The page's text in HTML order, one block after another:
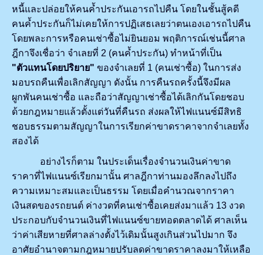
หนี้และปล่อยให้คนค้ำประกันเอารถไปคืน โดยในชั้นสู้คดี
คนค้ำประกันก็ไม่เคยให้การปฏิเสธเลยว่าตนเองเอารถไปคืน
โดยพละการหรือคนเช่าซื้อไม่ยินยอม พฤติการณ์เช่นนี้ศาล
ฎีกาจึงเชื่อว่า จำเลยที่ 2 (คนค้ำประกัน) ทำหน้าที่เป็น
"ตัวแทนโดยปริยาย" ของจำเลยที่ 1 (คนเช่าซื้อ) ในการส่ง
มอบรถคืนเพื่อเลิกสัญญา ดังนั้น การคืนรถครั้งนี้จึงมีผล
ผูกพันคนเช่าซื้อ และถือว่าสัญญาเช่าซื้อได้เลิกกันโดยชอบ
ด้วยกฎหมายแล้วตั้งแต่วันที่คืนรถ ส่งผลให้ไฟแนนซ์มีสิทธิ
ชอบธรรมตามสัญญาในการเรียกค่าขาดราคาจากจำเลยทั้ง
สองได้
อย่างไรก็ตาม ในประเด็นเรื่องจำนวนเงินค่าขาด
ราคาที่ไฟแนนซ์เรียกมานั้น ศาลฎีกาท่านมองลึกลงไปถึง
ความเหมาะสมและเป็นธรรม โดยเมื่อคำนวณจากราคา
เงินสดของรถยนต์ ค่างวดที่คนเช่าซื้อเคยส่งมาแล้ว 13 งวด
ประกอบกับจำนวนเงินที่ไฟแนนซ์ขายทอดตลาดได้ ศาลเห็น
ว่าค่าเสียหายที่ศาลล่างตั้งไว้เดิมนั้นสูงเกินส่วนไปมาก จึง
อาศัยอำนาจตามกฎหมายปรับลดค่าขาดราคาลงมาให้เหลือ